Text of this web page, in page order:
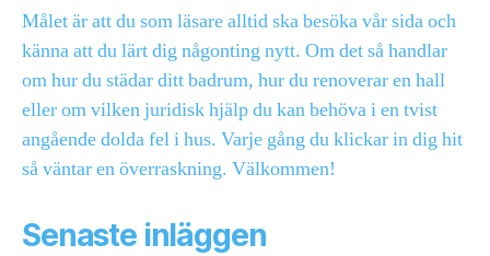
Målet är att du som läsare alltid ska besöka vår sida och
känna att du lärt dig någonting nytt. Om det så handlar
om hur du städar ditt badrum, hur du renoverar en hall
eller om vilken juridisk hjälp du kan behöva i en tvist
angående dolda fel i hus. Varje gång du klickar in dig hit
så väntar en överraskning. Välkommen!
Senaste inläggen